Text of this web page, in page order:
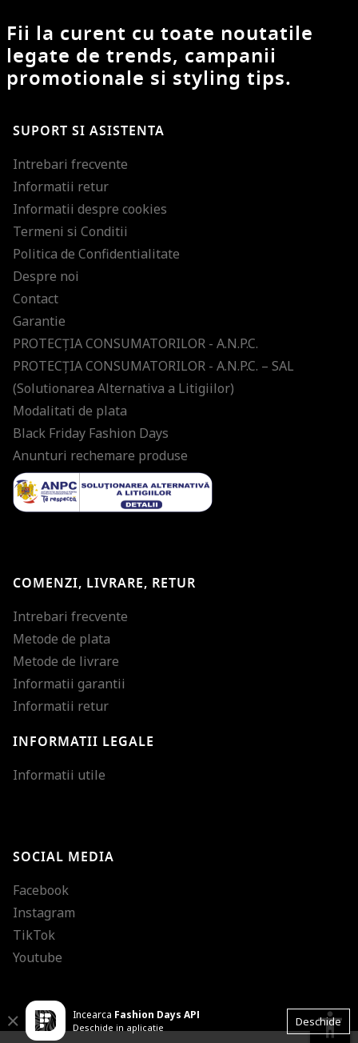
Fii la curent cu toate noutatile
legate de trends, campanii
promotionale si styling tips.
SUPORT SI ASISTENTA
Intrebari frecvente
Informatii retur
Informatii despre cookies
Termeni si Conditii
Politica de Confidentialitate
Despre noi
Contact
Garantie
PROTECŢIA CONSUMATORILOR - A.N.P.C.
PROTECŢIA CONSUMATORILOR - A.N.P.C. – SAL
(Solutionarea Alternativa a Litigiilor)
Modalitati de plata
Black Friday Fashion Days
Anunturi rechemare produse
COMENZI, LIVRARE, RETUR
Intrebari frecvente
Metode de plata
Metode de livrare
Informatii garantii
Informatii retur
INFORMATII LEGALE
Informatii utile
SOCIAL MEDIA
Facebook
Instagram
TikTok
Youtube
Incearca Fashion Days APP
Deschide in aplicatie Deschide
Close accessibility
Cursor mare